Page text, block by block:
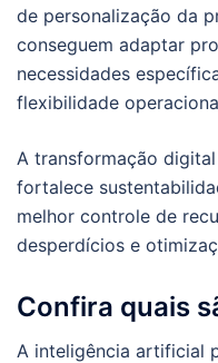
de personalização da
conseguem adaptar
necessidades
flexibilidade
A transformação
fortalece
melhor controle de
desperdícios e
Confira quais
A inteligência artificial